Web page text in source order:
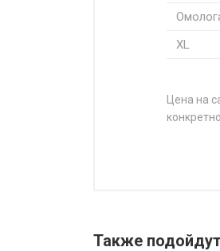
XL
Цена на
Также подойдут